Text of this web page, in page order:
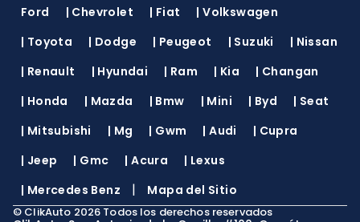
Ford
| Chevrolet | Fiat |Volkswagen
| Toyota | Dodge | Peugeot | Suzuki | Nissan
| Renault | Hyundai | Ram | Kia | Changan
| Honda | Mazda | Bmw | Mini | Byd | Seat
| Mitsubishi | Mg | Gwm |Audi | Cupra
| Jeep | Gmc |Acura | Lexus
| Mercedes Benz | Mapa del Sitio
© ClikAuto 2026 Todos los derechos reservados